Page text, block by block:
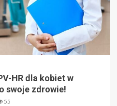
HR dla kobiet w
swoje zdrowie!
55